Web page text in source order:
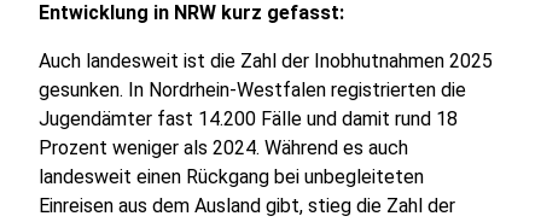
Entwicklung in NRW kurz gefasst:
Auch landesweit ist die Zahl der Inobhutnahmen 2025
gesunken. In Nordrhein-Westfalen registrierten die
Jugendämter fast 14.200 Fälle und damit rund 18
Prozent weniger als 2024. Während es auch
landesweit einen Rückgang bei unbegleiteten
Einreisen aus dem Ausland gibt, stieg die Zahl der